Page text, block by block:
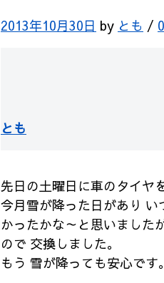
2013年10月30日 by とも /
とも
先日の土曜日に車のタイヤ
今月雪が降った日があり い
かったかな～と思いま した
ので 交換しました。
もう 雪が降っても安心です。